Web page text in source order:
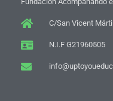
C/San Vicent
N.I.F G21960505